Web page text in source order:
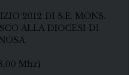
2012 DI S.E. MONS.
ALLA DIOCESI DI
Mhz)